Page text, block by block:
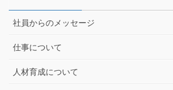
社員からのメッセージ
仕事について
人材育成について